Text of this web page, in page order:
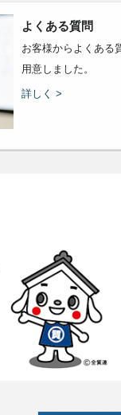
よくある質問
お客様からよくある
用意しました。
詳しく >